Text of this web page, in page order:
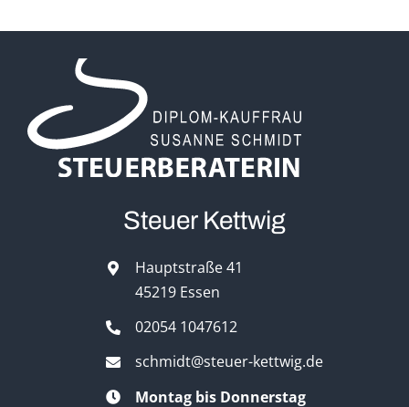
Steuer Kettwig
Hauptstraße 41
45219 Essen
02054 1047612
schmidt@steuer-kettwig.de
Montag bis Donnerstag